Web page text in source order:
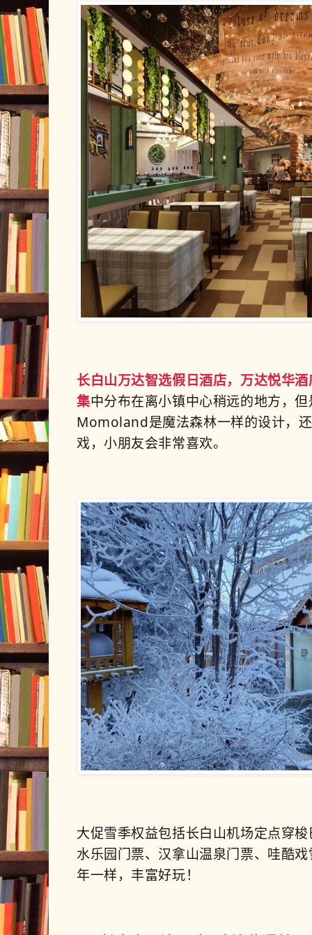
长白山万达智选假日酒店，万达悦华
集中分布在离小镇中心稍远的地方，但
Momoland是魔法森林一样的设计，
戏，小朋友会非常喜欢。
大促雪季权益包括长白山机场定点穿
水乐园门票、汉拿山温泉门票、哇酷
年一样，丰富好玩！